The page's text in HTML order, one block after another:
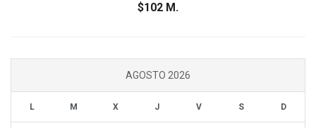
$102 M.
AGOSTO 2026
L M X J V S D